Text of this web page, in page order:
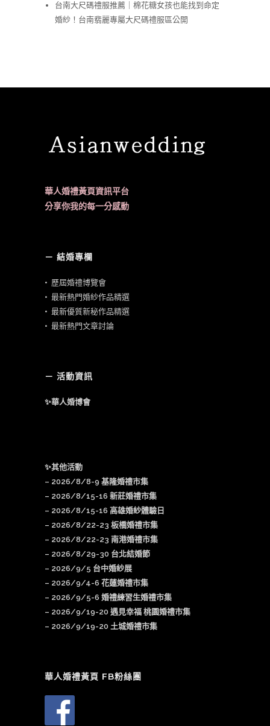
台南大尺碼禮服推薦｜棉花糖女孩也能找到命定
婚紗！台南翡麗專屬大尺碼禮服區公開
華人婚禮黃頁資訊平台
分享你我的每一分感動
－ 結婚專欄
• 歷屆婚禮博覽會
• 最新熱門婚紗作品精選
• 最新優質新秘作品精選
• 最新熱門文章討論
－ 活動資訊
✨華人婚博會
✨其他活動
– 2026/8/8-9 基隆婚禮市集
– 2026/8/15-16 新莊婚禮市集
– 2026/8/15-16 高雄婚紗體驗日
– 2026/8/22-23 板橋婚禮市集
– 2026/8/22-23 南港婚禮市集
– 2026/8/29-30 台北結婚節
– 2026/9/5 台中婚紗展
– 2026/9/4-6 花蓮婚禮市集
– 2026/9/5-6 婚禮練習生婚禮市集
– 2026/9/19-20 遇見幸福 桃園婚禮市集
– 2026/9/19-20 土城婚禮市集
華人婚禮黃頁 FB粉絲團